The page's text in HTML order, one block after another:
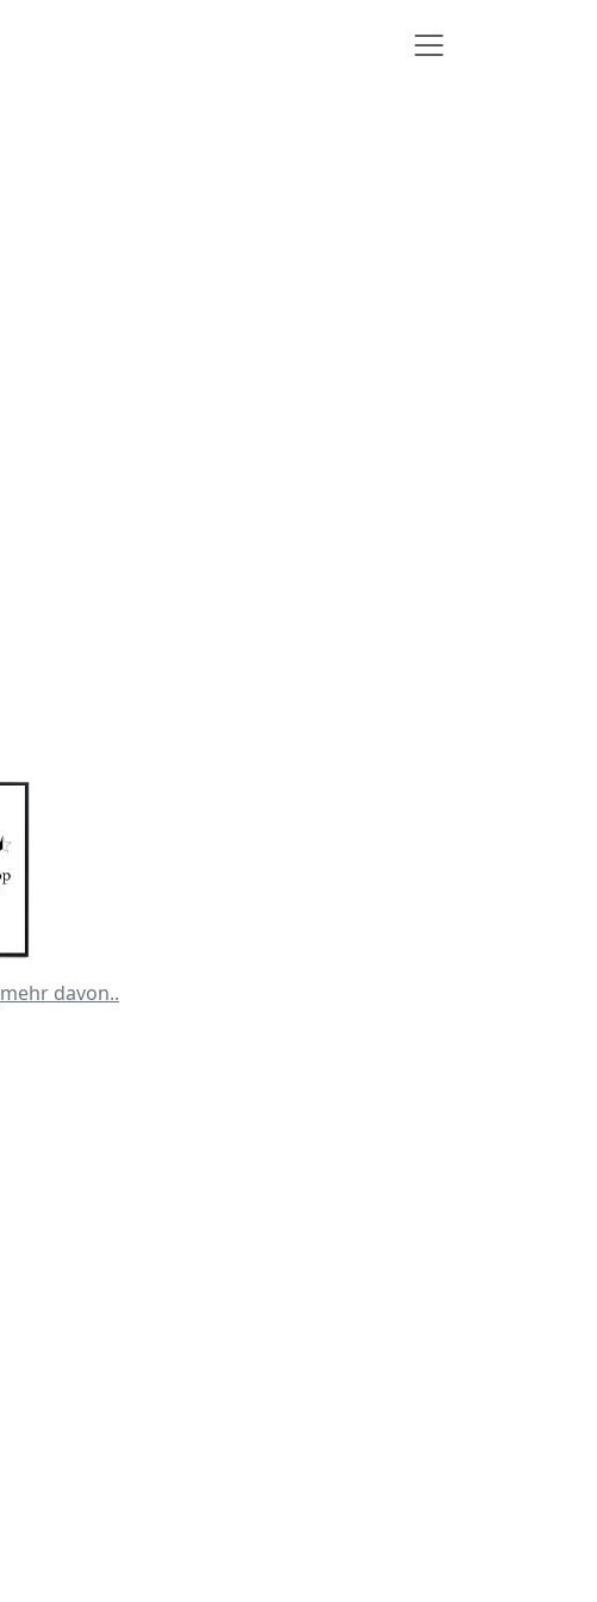
mehr davon..